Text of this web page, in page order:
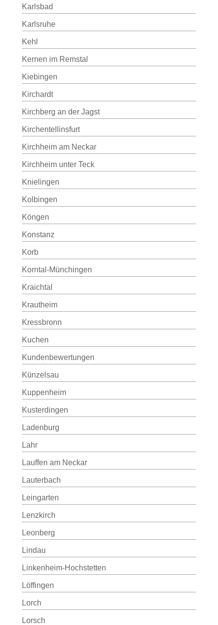
Karlsbad
Karlsruhe
Kehl
Kernen im Remstal
Kiebingen
Kirchardt
Kirchberg an der Jagst
Kirchentellinsfurt
Kirchheim am Neckar
Kirchheim unter Teck
Knielingen
Kolbingen
Köngen
Konstanz
Korb
Korntal-Münchingen
Kraichtal
Krautheim
Kressbronn
Kuchen
Kundenbewertungen
Künzelsau
Kuppenheim
Kusterdingen
Ladenburg
Lahr
Lauffen am Neckar
Lauterbach
Leingarten
Lenzkirch
Leonberg
Lindau
Linkenheim-Hochstetten
Löffingen
Lorch
Lorsch